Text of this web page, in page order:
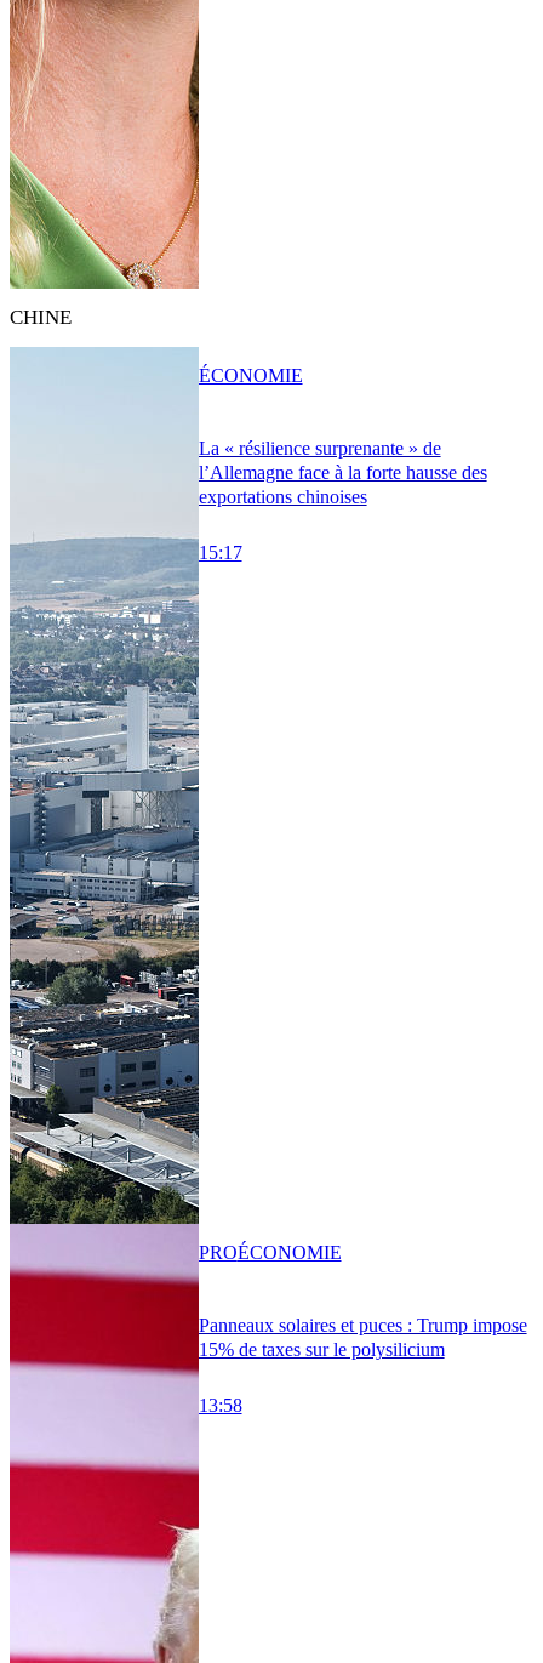
CHINE
La « résilience surprenante » de
l’Allemagne face à la forte hausse des
exportations chinoises
15:17
ÉCONOMIE
Panneaux solaires et puces : Trump impose
15% de taxes sur le polysilicium
13:58
PROÉCONOMIE